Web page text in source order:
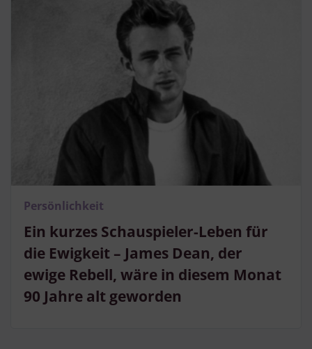
Ein kurzes Schauspieler-Leben für
die Ewigkeit – James Dean, der
ewige Rebell, wäre in diesem Monat
90 Jahre alt geworden
Persönlichkeit